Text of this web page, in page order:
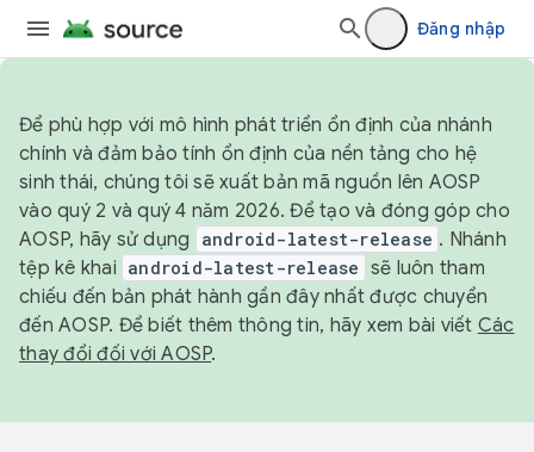
Đăng nhập
Để phù hợp với mô hình phát triển ổn định của nhánh
chính và đảm bảo tính ổn định của nền tảng cho hệ
sinh thái, chúng tôi sẽ xuất bản mã nguồn lên AOSP
vào quý 2 và quý 4 năm 2026. Để tạo và đóng góp cho
AOSP, hãy sử dụng
android-latest-release . Nhánh
tệp kê khai android-latest-release sẽ luôn tham
chiếu đến bản phát hành gần đây nhất được chuyển
đến AOSP. Để biết thêm thông tin, hãy xem bài viết Các
thay đổi đối với AOSP.